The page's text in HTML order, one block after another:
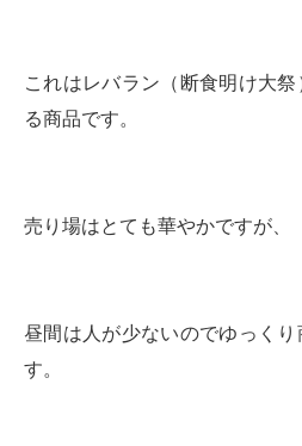
これはレバラン（断食明け大
る商品です。
売り場はとても華やかですが、
昼間は人が少ないのでゆっく
す。